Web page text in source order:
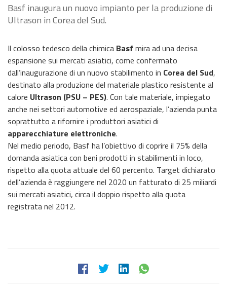
Basf inaugura un nuovo impianto per la produzione di
Ultrason in Corea del Sud.
Il colosso tedesco della chimica Basf mira ad una decisa
espansione sui mercati asiatici, come confermato
dall’inaugurazione di un nuovo stabilimento in Corea del Sud,
destinato alla produzione del materiale plastico resistente al
calore Ultrason (PSU – PES). Con tale materiale, impiegato
anche nei settori automotive ed aerospaziale, l’azienda punta
soprattutto a rifornire i produttori asiatici di
apparecchiature elettroniche.
Nel medio periodo, Basf ha l’obiettivo di coprire il 75% della
domanda asiatica con beni prodotti in stabilimenti in loco,
rispetto alla quota attuale del 60 percento. Target dichiarato
dell’azienda è raggiungere nel 2020 un fatturato di 25 miliardi
sui mercati asiatici, circa il doppio rispetto alla quota
registrata nel 2012.